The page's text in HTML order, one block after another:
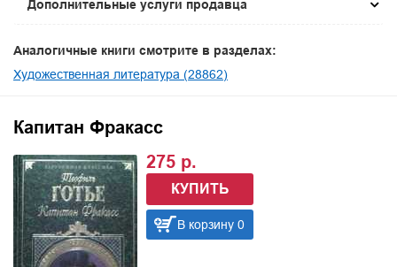
Дополнительные услуги продавца
Аналогичные книги смотрите в разделах:
Художественная литература (28862)
Капитан Фракасс
275 р.
КУПИТЬ
В корзину 0